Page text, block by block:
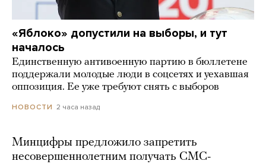
«Яблоко» допустили на выборы, и тут
началось
Единственную антивоенную партию в бюллетене
поддержали молодые люди в соцсетях и уехавшая
оппозиция. Ее уже требуют снять с выборов
НОВОСТИ 2 часа назад
Минцифры предложило запретить
несовершеннолетним получать СМС-